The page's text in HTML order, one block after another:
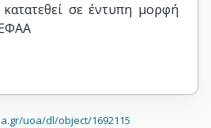
σε έντυπη μορφή
uoa/dl/object/1692115